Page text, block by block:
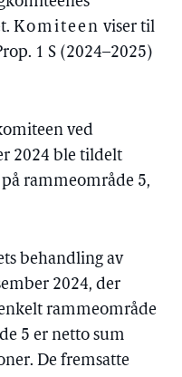
Komiteen viser til
1 S (2024–2025)
ved
2024 ble tildelt
rammeområde 5,
behandling av
2024, der
rammeområde
5 er netto sum
De fremsatte